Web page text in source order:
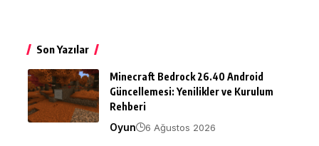
Son Yazılar
Minecraft Bedrock 26.40 Android
Güncellemesi: Yenilikler ve Kurulum
Rehberi
Oyun
6 Ağustos 2026